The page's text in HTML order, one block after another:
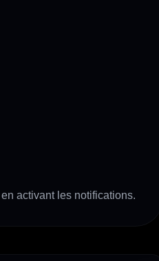
activant les notifications.